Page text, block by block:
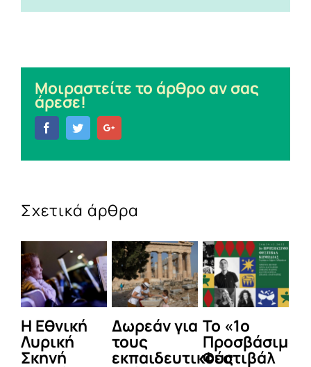
Μοιραστείτε το άρθρο αν σας
άρεσε!
FacebookTwitter
Σχετικά άρθρα
Η Εθνική
Λυρική
Σκηνή
Δωρεάν για
τους
εκπαιδευτικούς
Το «1ο
Προσβάσιμο
Φεστιβάλ